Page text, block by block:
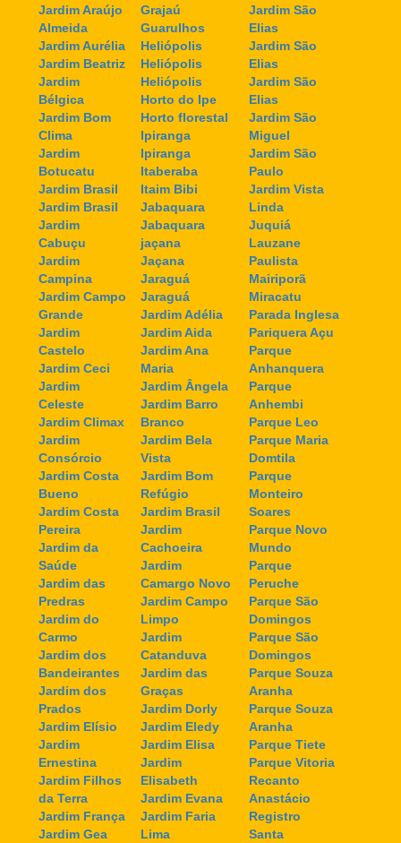
Jardim Araújo
Almeida
Jardim Aurélia
Jardim Beatriz
Jardim
Bélgica
Jardim Bom
Clima
Jardim
Botucatu
Jardim Brasil
Jardim Brasil
Jardim
Cabuçu
Jardim
Campina
Jardim Campo
Grande
Jardim
Castelo
Jardim Ceci
Jardim
Celeste
Jardim Climax
Jardim
Consórcio
Jardim Costa
Bueno
Jardim Costa
Pereira
Jardim da
Saúde
Jardim das
Predras
Jardim do
Carmo
Jardim dos
Bandeirantes
Jardim dos
Prados
Jardim Elísio
Jardim
Ernestina
Jardim Filhos
da Terra
Jardim França
Jardim Gea
Grajaú
Guarulhos
Heliópolis
Heliópolis
Heliópolis
Horto do Ipe
Horto florestal
Ipiranga
Ipiranga
Itaberaba
Itaim Bibi
Jabaquara
Jabaquara
jaçana
Jaçana
Jaraguá
Jaraguá
Jardim Adélia
Jardim Aida
Jardim Ana
Maria
Jardim Ângela
Jardim Barro
Branco
Jardim Bela
Vista
Jardim Bom
Refúgio
Jardim Brasil
Jardim
Cachoeira
Jardim
Camargo Novo
Jardim Campo
Limpo
Jardim
Catanduva
Jardim das
Graças
Jardim Dorly
Jardim Eledy
Jardim Elisa
Jardim
Elisabeth
Jardim Evana
Jardim Faria
Lima
Jardim São
Elias
Jardim São
Elias
Jardim São
Elias
Jardim São
Miguel
Jardim São
Paulo
Jardim Vista
Linda
Juquiá
Lauzane
Paulista
Mairiporã
Miracatu
Parada Inglesa
Pariquera Açu
Parque
Anhanquera
Parque
Anhembi
Parque Leo
Parque Maria
Domtila
Parque
Monteiro
Soares
Parque Novo
Mundo
Parque
Peruche
Parque São
Domingos
Parque São
Domingos
Parque Souza
Aranha
Parque Souza
Aranha
Parque Tiete
Parque Vitoria
Recanto
Anastácio
Registro
Santa